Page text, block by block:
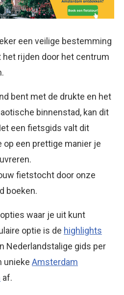
een veilige bestemming
rijden door het centrum
bent met de drukte en het
binnenstad, kan dit
een fietsgids valt dit
op een prettige manier je
fietstocht door onze
boeken.
waar je uit kunt
optie is de highlights
Nederlandstalige gids per
unieke Amsterdam
af.